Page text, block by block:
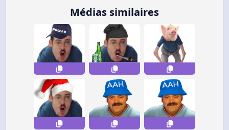
Médias similaires